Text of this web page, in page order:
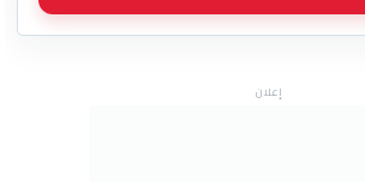
إعلان